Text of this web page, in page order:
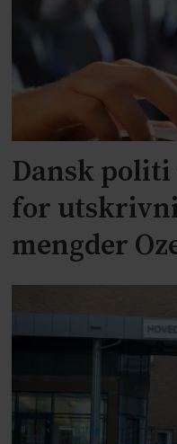
Dansk politi
for
mengder